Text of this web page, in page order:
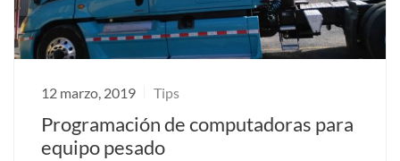
12 marzo, 2019 Tips
Programación de computadoras para
equipo pesado